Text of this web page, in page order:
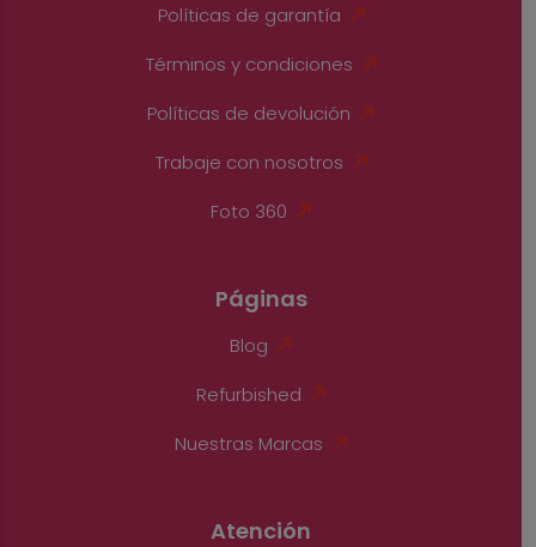
Políticas de garantía
Términos y condiciones
Políticas de devolución
Trabaje con nosotros
Foto 360
Páginas
Blog
Refurbished
Nuestras Marcas
Atención